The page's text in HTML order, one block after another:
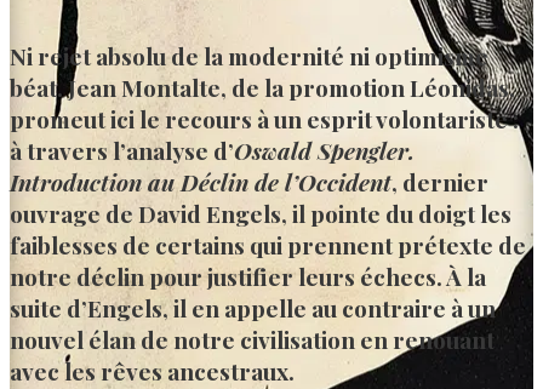
Ni rejet absolu de la modernité ni optimisme
béat. Jean Montalte, de la promotion Léonidas,
promeut ici le recours à un esprit volontariste :
à travers l’analyse d’Oswald Spengler.
Introduction au Déclin de l’Occident, dernier
ouvrage de David Engels, il pointe du doigt les
faiblesses de certains qui prennent prétexte de
notre déclin pour justifier leurs échecs. À la
suite d’Engels, il en appelle au contraire à un
nouvel élan de notre civilisation en renouant
avec les rêves ancestraux.